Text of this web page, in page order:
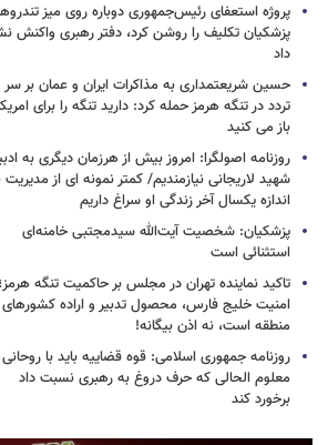
پروژه استعفای رئیس‌جمهوری دوباره روی میز
پزشکیان تکلیف را روشن کرد، دفتر رهبری واکنش
داد
حسین شریعتمداری به مذاکرات ایران و عمان بر سر
تردد در تنگه هرمز حمله کرد: دارید تنگه را برای
باز می کنید
روزنامه اصولگرا: امروز بیش از هرزمان دیگری به
شهید لاریجانی نیازمندیم/ کمتر نمونه ای از مدیریت
اندازه یکسال آخر زندگی او سراغ داریم
پزشکیان: شخصیت آیت‌الله سیدمجتبی خامنه‌ای
استثنائی است
تاکید نماینده تهران در مجلس بر حاکمیت تنگه هرمز؛
امنیت خلیج فارس، محصول تدبیر و اراده کشورهای
منطقه است، نه اذن بیگانه!
روزنامه جمهوری اسلامی: قوه قضاییه باید با روحانی
معلوم الحالی که حرف دروغ به رهبری نسبت داد
برخورد کند